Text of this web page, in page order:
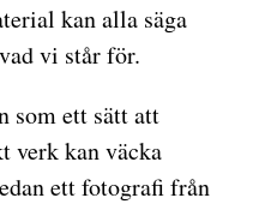
kan alla säga
vi står för.
som ett sätt att
verk kan väcka
ett fotografi från